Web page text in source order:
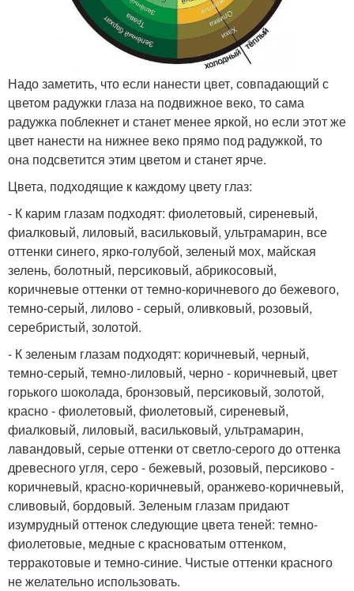
Надо заметить, что если нанести цвет, совпадающий с
цветом радужки глаза на подвижное веко, то сама
радужка поблекнет и станет менее яркой, но если этот же
цвет нанести на нижнее веко прямо под радужкой, то
она подсветится этим цветом и станет ярче.
Цвета, подходящие к каждому цвету глаз:
- К карим глазам подходят: фиолетовый, сиреневый,
фиалковый, лиловый, васильковый, ультрамарин, все
оттенки синего, ярко-голубой, зеленый мох, майская
зелень, болотный, персиковый, абрикосовый,
коричневые оттенки от темно-коричневого до бежевого,
темно-серый, лилово - серый, оливковый, розовый,
серебристый, золотой.
- К зеленым глазам подходят: коричневый, черный,
темно-серый, темно-лиловый, черно - коричневый, цвет
горького шоколада, бронзовый, персиковый, золотой,
красно - фиолетовый, фиолетовый, сиреневый,
фиалковый, лиловый, васильковый, ультрамарин,
лавандовый, серые оттенки от светло-серого до оттенка
древесного угля, серо - бежевый, розовый, персиково -
коричневый, красно-коричневый, оранжево-коричневый,
сливовый, бордовый. Зеленым глазам придают
изумрудный оттенок следующие цвета теней: темно-
фиолетовые, медные с красноватым оттенком,
терракотовые и темно-синие. Чистые оттенки красного
не желательно использовать.